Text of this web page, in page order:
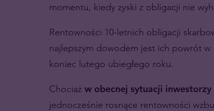
momentu, kiedy zyski z obligacji nie
Rentowności 10-letnich obligacji
najlepszym dowodem jest ich powrót
koniec lutego ubiegłego roku.
Chociaż w obecnej sytuacji
jednocześnie rosnące rentowności